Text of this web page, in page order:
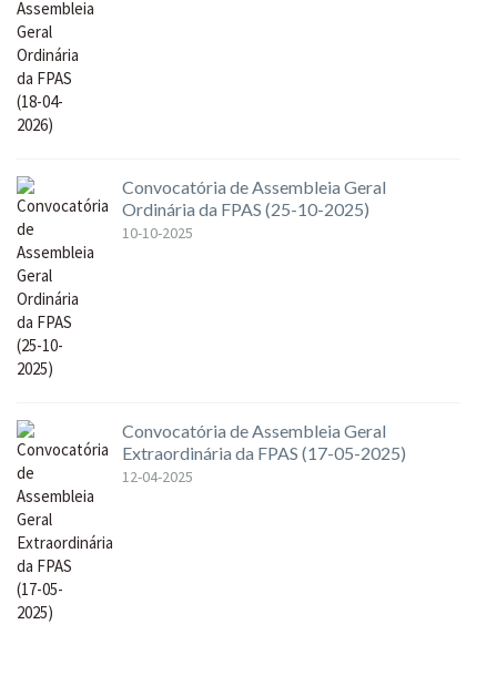
Convocatória de Assembleia Geral
Ordinária da FPAS (25-10-2025)
10-10-2025
Convocatória de Assembleia Geral
Extraordinária da FPAS (17-05-2025)
12-04-2025